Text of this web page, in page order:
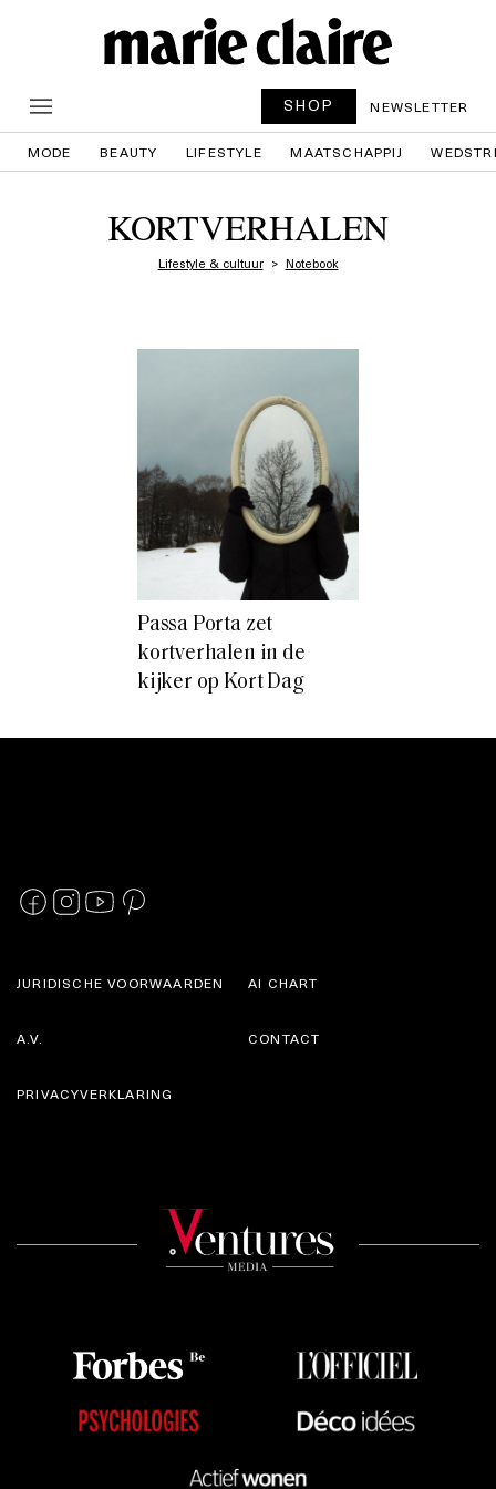
SHOP NEWSLETTER
MODE BEAUTY LIFESTYLE MAATSCHAPPIJ
KORTVERHALEN
Lifestyle & cultuur Notebook
Passa Porta zet
kortverhalen in de
kijker op Kort Dag
JURIDISCHE VOORWAARDEN
A.V.
AI CHART
CONTACT
PRIVACYVERKLARING